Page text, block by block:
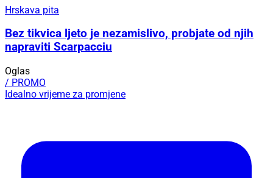
Hrskava pita
Bez tikvica ljeto je nezamislivo, probjate od njih
napraviti Scarpacciu
Oglas
/ PROMO
Idealno vrijeme za promjene